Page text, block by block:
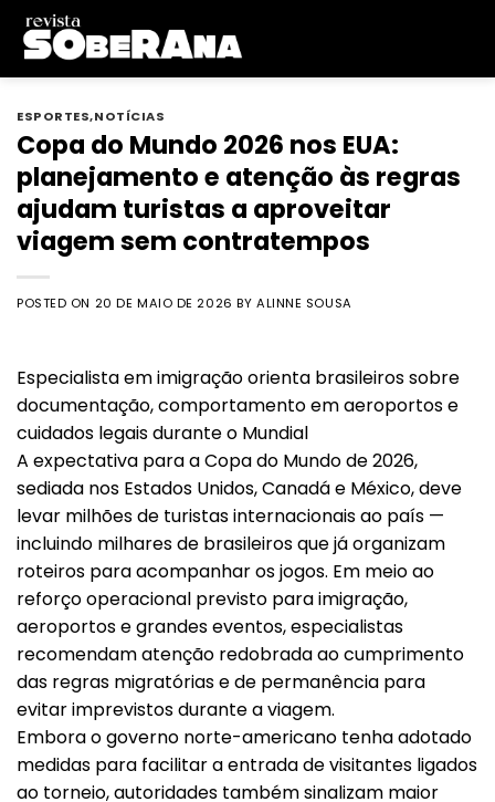
Skip
content
ESPORTES,NOTÍCIAS
Copa do Mundo 2026 nos EUA:
planejamento e atenção às regras
ajudam turistas a aproveitar
viagem sem contratempos
POSTED ON 20 DE MAIO DE 2026 BY ALINNE SOUSA
Especialista em imigração orienta brasileiros sobre
documentação, comportamento em aeroportos e
cuidados legais durante o Mundial
A expectativa para a Copa do Mundo de 2026,
sediada nos Estados Unidos, Canadá e México, deve
levar milhões de turistas internacionais ao país —
incluindo milhares de brasileiros que já organizam
roteiros para acompanhar os jogos. Em meio ao
reforço operacional previsto para imigração,
aeroportos e grandes eventos, especialistas
recomendam atenção redobrada ao cumprimento
das regras migratórias e de permanência para
evitar imprevistos durante a viagem.
Embora o governo norte-americano tenha adotado
medidas para facilitar a entrada de visitantes ligados
ao torneio, autoridades também sinalizam maior